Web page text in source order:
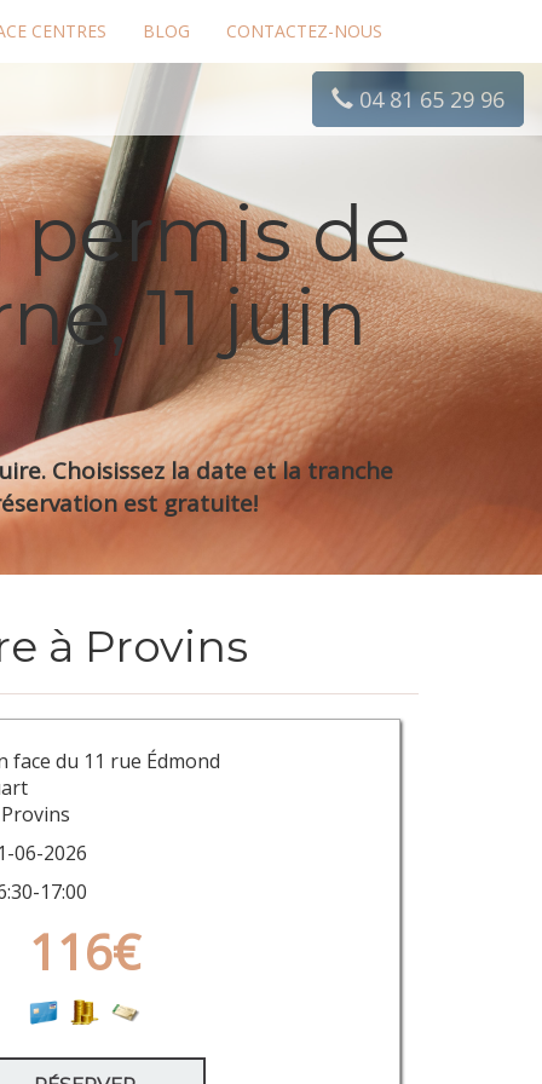
CENTRES BLOG CONTACTEZ-NOUS
04 81 65 29 96
permis de
11 juin
Choisissez la date et la tranche
est gratuite!
à Provins
face du 11 rue Édmond
06-2026
17:00
116€